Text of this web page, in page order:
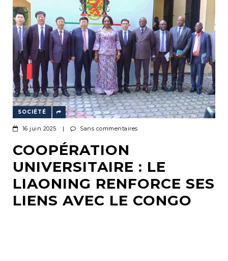
SOCIÉTÉ
16 juin 2025 | Sans commentaires
COOPÉRATION
UNIVERSITAIRE : LE
LIAONING RENFORCE SES
LIENS AVEC LE CONGO